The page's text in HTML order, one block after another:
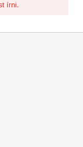
írni.